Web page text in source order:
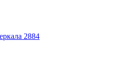
2884